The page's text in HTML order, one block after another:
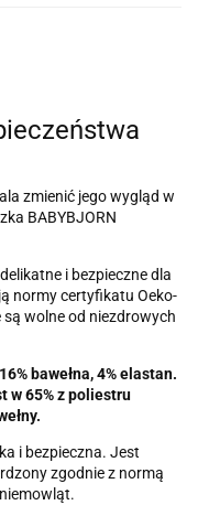
zmienić jego wygląd w
BABYBJORN
i bezpieczne dla
normy certyfikatu Oeko-
wolne od niezdrowych
bawełna, 4% elastan.
w 65% z poliestru
i bezpieczna. Jest
zgodnie z normą